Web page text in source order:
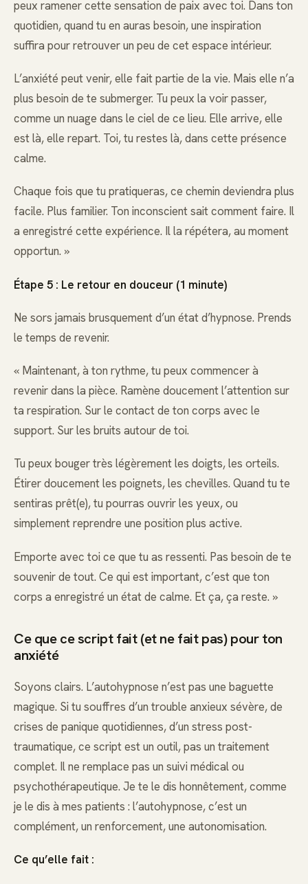
peux ramener cette sensation de paix avec toi. Dans ton
quotidien, quand tu en auras besoin, une inspiration
suffira pour retrouver un peu de cet espace intérieur.
L’anxiété peut venir, elle fait partie de la vie. Mais elle n’a
plus besoin de te submerger. Tu peux la voir passer,
comme un nuage dans le ciel de ce lieu. Elle arrive, elle
est là, elle repart. Toi, tu restes là, dans cette présence
calme.
Chaque fois que tu pratiqueras, ce chemin deviendra plus
facile. Plus familier. Ton inconscient sait comment faire. Il
a enregistré cette expérience. Il la répétera, au moment
opportun. »
Étape 5 : Le retour en douceur (1 minute)
Ne sors jamais brusquement d’un état d’hypnose. Prends
le temps de revenir.
« Maintenant, à ton rythme, tu peux commencer à
revenir dans la pièce. Ramène doucement l’attention sur
ta respiration. Sur le contact de ton corps avec le
support. Sur les bruits autour de toi.
Tu peux bouger très légèrement les doigts, les orteils.
Étirer doucement les poignets, les chevilles. Quand tu te
sentiras prêt(e), tu pourras ouvrir les yeux, ou
simplement reprendre une position plus active.
Emporte avec toi ce que tu as ressenti. Pas besoin de te
souvenir de tout. Ce qui est important, c’est que ton
corps a enregistré un état de calme. Et ça, ça reste. »
Ce que ce script fait (et ne fait pas) pour ton
anxiété
Soyons clairs. L’autohypnose n’est pas une baguette
magique. Si tu souffres d’un trouble anxieux sévère, de
crises de panique quotidiennes, d’un stress post-
traumatique, ce script est un outil, pas un traitement
complet. Il ne remplace pas un suivi médical ou
psychothérapeutique. Je te le dis honnêtement, comme
je le dis à mes patients : l’autohypnose, c’est un
complément, un renforcement, une autonomisation.
Ce qu’elle fait :